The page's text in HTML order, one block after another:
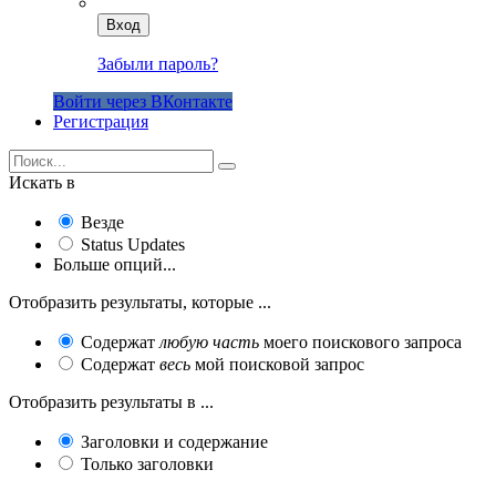
Вход
Забыли пароль?
Войти через ВКонтакте
Регистрация
Искать в
Везде
Status Updates
Больше опций...
Отобразить результаты, которые ...
Содержат любую часть моего поискового запроса
Содержат весь мой поисковой запрос
Отобразить результаты в ...
Заголовки и содержание
Только заголовки